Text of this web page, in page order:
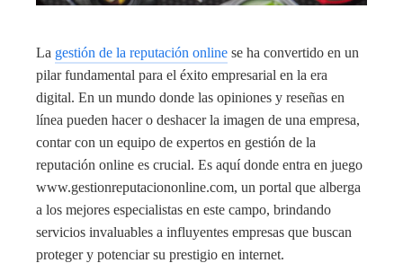
La gestión de la reputación online se ha convertido en un
pilar fundamental para el éxito empresarial en la era
digital. En un mundo donde las opiniones y reseñas en
línea pueden hacer o deshacer la imagen de una empresa,
contar con un equipo de expertos en gestión de la
reputación online es crucial. Es aquí donde entra en juego
www.gestionreputaciononline.com, un portal que alberga
a los mejores especialistas en este campo, brindando
servicios invaluables a influyentes empresas que buscan
proteger y potenciar su prestigio en internet.